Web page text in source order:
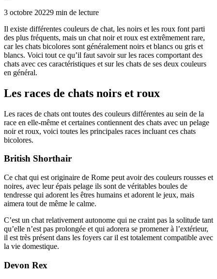
3 octobre 20229 min de lecture
Il existe différentes couleurs de chat, les noirs et les roux font parti
des plus fréquents, mais un chat noir et roux est extrêmement rare,
car les chats bicolores sont généralement noirs et blancs ou gris et
blancs. Voici tout ce qu’il faut savoir sur les races comportant des
chats avec ces caractéristiques et sur les chats de ses deux couleurs
en général.
Les races de chats noirs et roux
Les races de chats ont toutes des couleurs différentes au sein de la
race en elle-même et certaines contiennent des chats avec un pelage
noir et roux, voici toutes les principales races incluant ces chats
bicolores.
British Shorthair
Ce chat qui est originaire de Rome peut avoir des couleurs rousses et
noires, avec leur épais pelage ils sont de véritables boules de
tendresse qui adorent les êtres humains et adorent le jeux, mais
aimera tout de même le calme.
C’est un chat relativement autonome qui ne craint pas la solitude tant
qu’elle n’est pas prolongée et qui adorera se promener à l’extérieur,
il est très présent dans les foyers car il est totalement compatible avec
la vie domestique.
Devon Rex